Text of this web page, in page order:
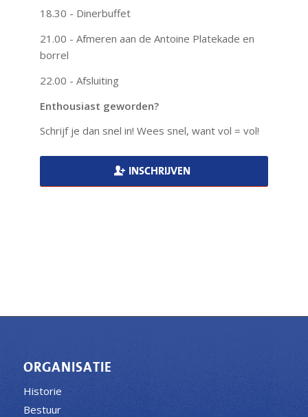
18.30 - Dinerbuffet
21.00 - Afmeren aan de Antoine Platekade en
borrel
22.00 - Afsluiting
Enthousiast geworden?
Schrijf je dan snel in! Wees snel, want vol = vol!
INSCHRIJVEN
ORGANISATIE
Historie
Bestuur